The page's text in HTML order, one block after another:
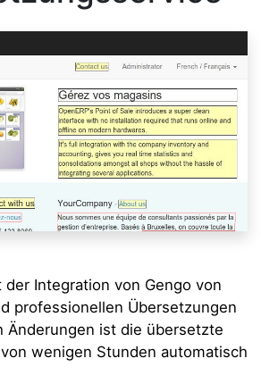
Integration von Gengo von
professionellen Übersetzungen
Änderungen ist die übersetzte
wenigen Stunden automatisch